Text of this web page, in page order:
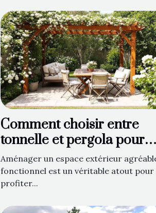
Comment choisir entre
tonnelle et pergola pour
optimiser votre espace
extérieur ?
Aménager un espace extérieur
fonctionnel est un véritable atout pour
profiter...